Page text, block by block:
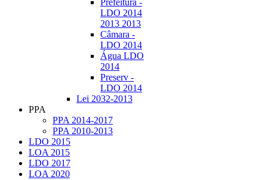
Prefeitura -
LDO 2014
2013 2013
Câmara -
LDO 2014
Água LDO
2014
Preserv -
LDO 2014
Lei 2032-2013
PPA
PPA 2014-2017
PPA 2010-2013
LDO 2015
LOA 2015
LDO 2017
LOA 2020